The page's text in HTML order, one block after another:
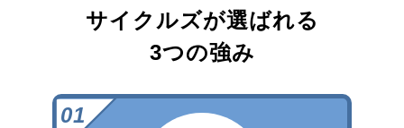
サイクルズが選ばれる
3つの強み